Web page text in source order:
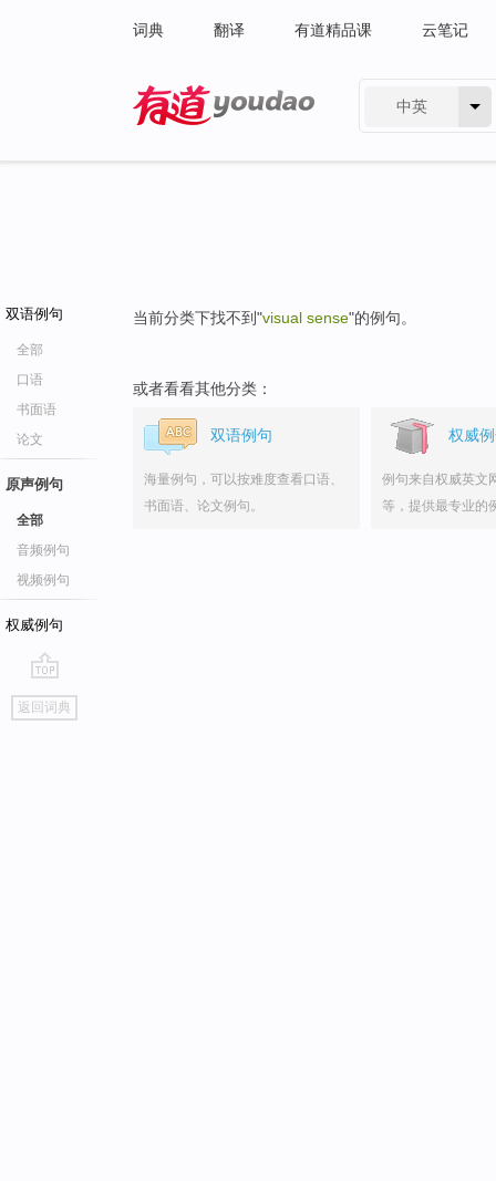
词典 翻译 有道精品课 云笔记
中英
双语例句
全部
口语
书面语
论文
原声例句
全部
音频例句
视频例句
权威例句
go
top
返回词典
当前分类下找不到"visual sense"的例句。
或者看看其他分类：
双语例句
海量例句，可以按难度查看口语、
书面语、论文例句。
权威
例句来自权威英文
等，提供最专业的